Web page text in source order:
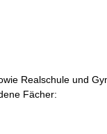
Realschule und
Fächer: